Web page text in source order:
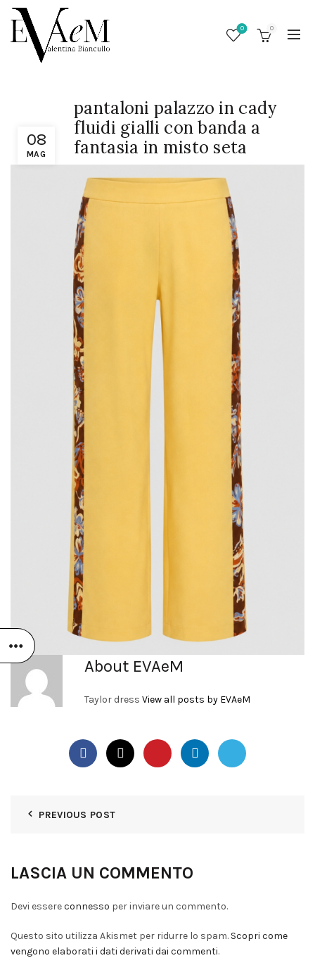
0 0
08
MAG
pantaloni palazzo in cady
fluidi gialli con banda a
fantasia in misto seta
About EVAeM
Taylor dress View all posts by EVAeM
PREVIOUS POST
LASCIA UN COMMENTO
Devi essereconnesso per inviare un commento.
Questo sito utilizza Akismet per ridurre lo spam. Scopri come
vengono elaborati i dati derivati dai commenti.